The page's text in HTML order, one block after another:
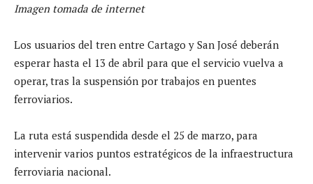
Imagen tomada de internet
Los usuarios del tren entre Cartago y San José deberán
esperar hasta el 13 de abril para que el servicio vuelva a
operar, tras la suspensión por trabajos en puentes
ferroviarios.
La ruta está suspendida desde el 25 de marzo, para
intervenir varios puntos estratégicos de la infraestructura
ferroviaria nacional.